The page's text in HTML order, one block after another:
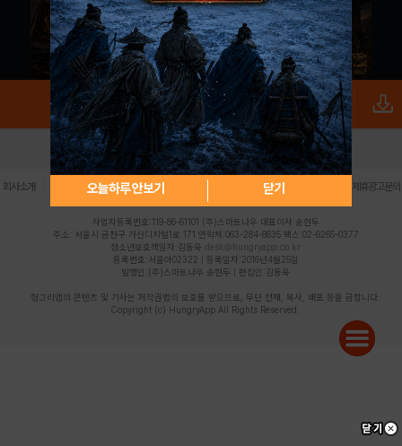
오늘하루 안보기 닫기
로그인 PC버전 전체앱
회사소개 | 개인정보 처리방침 불법촬영물 신고센터 제휴광고문의
사업자등록번호:119-86-61101 (주)스마트나우 대표이사:송현두
주소: 서울시 금천구 가산디지털1로 171 연락처:063-284-8635 팩스:02-6265-0377
청소년보호책임자:김동욱 desk@hungryapp.co.kr
등록번호:서울아02322 | 등록일자:2016년4월25일
발행인:(주)스마트나우 송현두 | 편집인:김동욱
헝그리앱의 콘텐츠 및 기사는 저작권법의 보호를 받으므로, 무단 전재, 복사, 배포 등을 금합니다.
Copyright (c) HungryApp All Rights Reserved.